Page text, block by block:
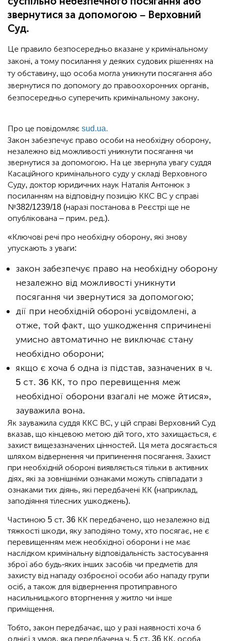
звернутися за допомогою – Верховний
Суд.
Це правило безпосередньо вказане у кримінальному
законі, а тому посилання у деяких судових рішеннях на
ту обставину, що особа могла уникнути посягання або
звернутися по допомогу до правоохоронних органів,
безпосередньо суперечить кримінальному закону.
Про це повідомляє sud.ua.
Закон забезпечує право особи на необхідну оборону,
незалежно від можливості уникнути посягання чи
звернутися за допомогою. На це звернула увагу суддя
Касаційного кримінального суду у складі Верховного
Суду, доктор юридичних наук Наталія Антонюк з
посиланням на відповідну позицію ККС ВС у справі
№382/1239/18 (наразі постанова в Реєстрі ще не
опублікована – прим. ред.).
«Ключові речі про необхідну оборону, які знову
упускають з уваги:
закон забезпечує право на необхідну оборону
незалежно від можливості уникнути
посягання чи звернутися за допомогою;
дії при необхідній обороні усвідомлені, а
отже, той факт, що ушкодження спричинені
умисно автоматично не виключає стану
необхідно оборони;
якщо є хоча б одна із підстав, зазначених в ч.
5 ст. 36 КК, то про перевищення меж
необхідної оборони взагалі не може йтися»,
зауважила вона.
Як зауважила суддя ККС ВС, у цій справі Верховний Суд
вказав, що кінцевою метою дій того, хто захищається, є
захист вищезазначених цінностей. Ця мета досягається
шляхом відвернення чи припинення посягання. Захист
при необхідній обороні виявляється тільки в активних
діях, які за зовнішніми ознаками можуть співпадати з
ознаками тих діянь, які передбачені КК (наприклад,
заподіяння тілесних ушкоджень).
Частиною 5 ст. 36 КК передбачено, що незалежно від
тяжкості шкоди, яку заподіяно тому, хто посягає, не є
перевищенням меж необхідної оборони і не має
наслідком кримінальну відповідальність застосування
зброї або будь-яких інших засобів чи предметів для
захисту від нападу озброєної особи або нападу групи
осіб, а також для відвернення протиправного
насильницького вторгнення у житло чи інше
приміщення.
Тобто, закон передбачає, що у разі наявності хоча б
однієї з умов, яка передбачена ч. 5 ст. 36 КК, особа